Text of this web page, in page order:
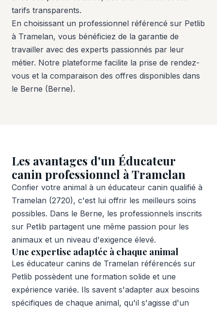
tarifs transparents.
En choisissant un professionnel référencé sur Petlib
à Tramelan, vous bénéficiez de la garantie de
travailler avec des experts passionnés par leur
métier. Notre plateforme facilite la prise de rendez-
vous et la comparaison des offres disponibles dans
le Berne (Berne).
Les avantages d'un Éducateur
canin professionnel à Tramelan
Confier votre animal à un éducateur canin qualifié à
Tramelan (2720), c'est lui offrir les meilleurs soins
possibles. Dans le Berne, les professionnels inscrits
sur Petlib partagent une même passion pour les
animaux et un niveau d'exigence élevé.
Une expertise adaptée à chaque animal
Les éducateur canins de Tramelan référencés sur
Petlib possèdent une formation solide et une
expérience variée. Ils savent s'adapter aux besoins
spécifiques de chaque animal, qu'il s'agisse d'un